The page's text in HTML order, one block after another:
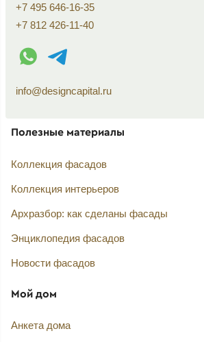
+7 495 646-16-35
+7 812 426-11-40
WhatsApp контакт
Telegram контакт
info@designcapital.ru
Полезные материалы
Коллекция фасадов
Коллекция интерьеров
Архразбор: как сделаны фасады
Энциклопедия фасадов
Новости фасадов
Мой дом
Анкета дома